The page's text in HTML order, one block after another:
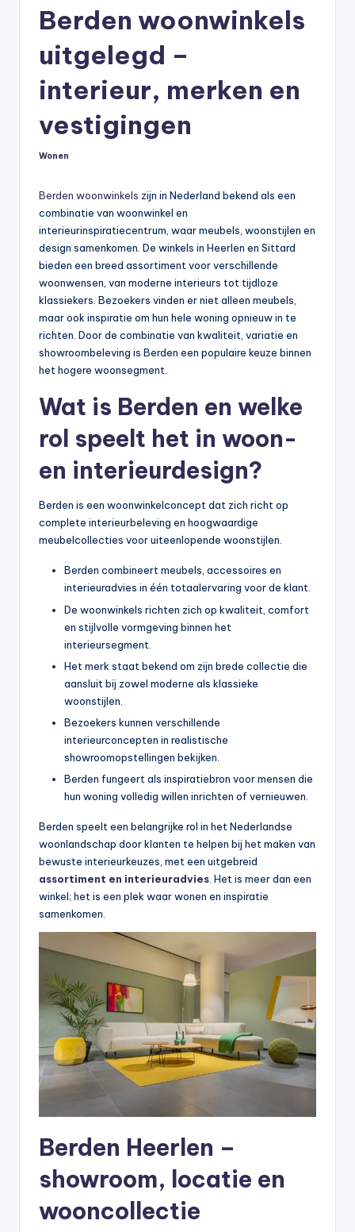
Berden woonwinkels
uitgelegd –
interieur, merken en
vestigingen
Geplaatst
Wonen
Berden woonwinkels zijn in Nederland bekend als een
combinatie van woonwinkel en
interieurinspiratiecentrum, waar meubels, woonstijlen en
design samenkomen. De winkels in Heerlen en Sittard
bieden een breed assortiment voor verschillende
woonwensen, van moderne interieurs tot tijdloze
klassiekers. Bezoekers vinden er niet alleen meubels,
maar ook inspiratie om hun hele woning opnieuw in te
richten. Door de combinatie van kwaliteit, variatie en
showroombeleving is Berden een populaire keuze binnen
het hogere woonsegment.
Wat is Berden en welke
rol speelt het in woon-
en interieurdesign?
Berden is een woonwinkelconcept dat zich richt op
complete interieurbeleving en hoogwaardige
meubelcollecties voor uiteenlopende woonstijlen.
Berden combineert meubels, accessoires en
interieuradvies in één totaalervaring voor de klant.
De woonwinkels richten zich op kwaliteit, comfort
en stijlvolle vormgeving binnen het
interieursegment.
Het merk staat bekend om zijn brede collectie die
aansluit bij zowel moderne als klassieke
woonstijlen.
Bezoekers kunnen verschillende
interieurconcepten in realistische
showroomopstellingen bekijken.
Berden fungeert als inspiratiebron voor mensen die
hun woning volledig willen inrichten of vernieuwen.
Berden speelt een belangrijke rol in het Nederlandse
woonlandschap door klanten te helpen bij het maken van
bewuste interieurkeuzes, met een uitgebreid
assortiment en interieuradvies . Het is meer dan een
winkel; het is een plek waar wonen en inspiratie
samenkomen.
Berden Heerlen –
showroom, locatie en
wooncollectie